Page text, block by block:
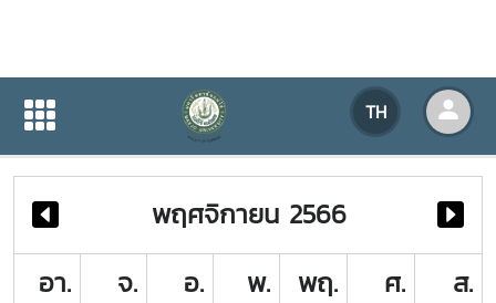
TH
ปฏิทินกิจกรรมของหน่วยงาน
ปฏิทินกิจกรรมของหน่วยงาน
พฤศจิกายน 2566
อา.
จ. อ. พ. พฤ. ศ.
ส.